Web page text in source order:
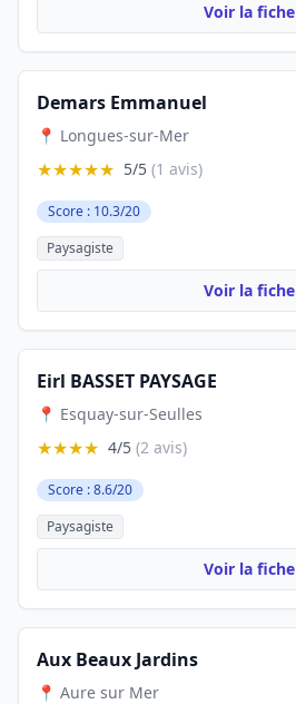
Voir la fiche
Demars Emmanuel
📍 Longues-sur-Mer
★★★★★ 5/5 (1 avis)
Score : 10.3/20
Paysagiste
Voir la fiche
Eirl BASSET PAYSAGE
📍 Esquay-sur-Seulles
★★★★ 4/5 (2 avis)
Score : 8.6/20
Paysagiste
Voir la fiche
Aux Beaux Jardins
📍 Aure sur Mer